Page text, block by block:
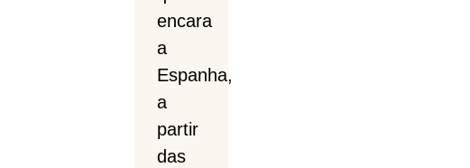
encara
a
Espanha,
a
partir
das